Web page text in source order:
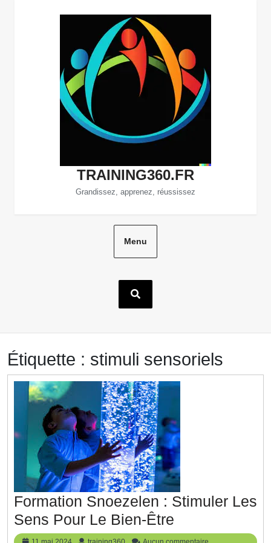
TRAINING360.FR
Grandissez, apprenez, réussissez
Menu
Étiquette : stimuli sensoriels
Formation Snoezelen : Stimuler Les
Sens Pour Le Bien-Être
Snoezelen
11 training360